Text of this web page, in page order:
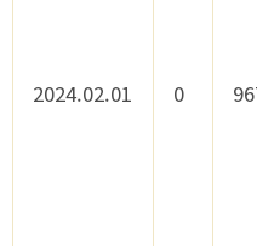
2024.02.01 0